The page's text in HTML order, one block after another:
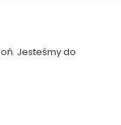
Jesteśmy do